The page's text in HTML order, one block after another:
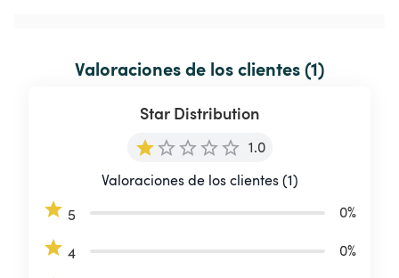
Valoraciones de los clientes (1)
Star Distribution
1.0
Valoraciones de los clientes (1)
5
0%
4 0%